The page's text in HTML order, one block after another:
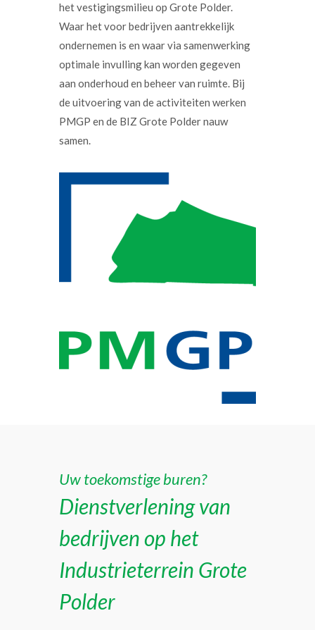
het vestigingsmilieu op Grote Polder.
Waar het voor bedrijven aantrekkelijk
ondernemen is en waar via samenwerking
optimale invulling kan worden gegeven
aan onderhoud en beheer van ruimte. Bij
de uitvoering van de activiteiten werken
PMGP en de BIZ Grote Polder nauw
samen.
Uw toekomstige buren?
Dienstverlening van
bedrijven op het
Industrieterrein Grote
Polder